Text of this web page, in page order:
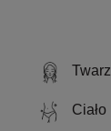
Twarz
Ciało